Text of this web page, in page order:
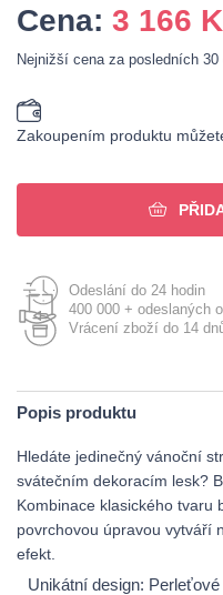
Cena: 3 166
Nejnižší cena za posledních
Zakoupením produktu
Odeslání do 24 hodin
400 000 + odeslaných
Vrácení zboží do 14
Popis produktu
Hledáte jedinečný vánoční
svátečním dekoracím lesk?
Kombinace klasického tvaru
povrchovou úpravou vytváří
efekt.
Unikátní design: